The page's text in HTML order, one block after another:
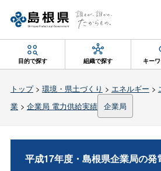
目的で探す 組織で探す キー
トップ> 環境・県土づくり > エネルギー >
業> 企業局 電力供給実績 企業局
平成17年度・島根県企業局の発